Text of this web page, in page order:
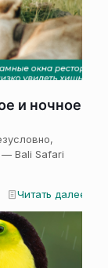
и ночное
— Bali Safari
Читать далее